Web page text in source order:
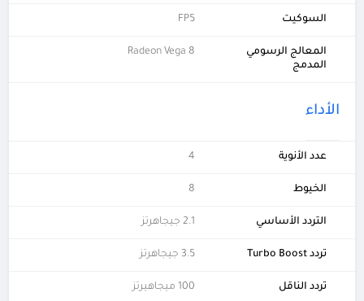
السوكيت FP5
المعالج الرسومي
المدمج
Radeon Vega 8
الأداء
عدد الأنوية 4
الخيوط 8
التردد الأساسي 2.1 جيجاهرتز
تردد Turbo Boost 3.5 جيجاهرتز
تردد الناقل 100 ميجاهيرتز